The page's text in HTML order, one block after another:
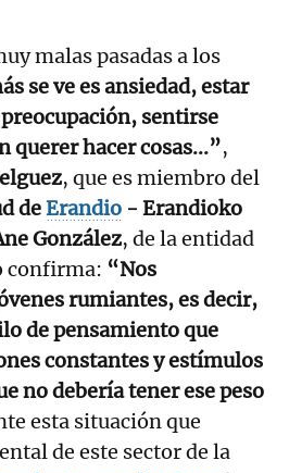
malas pasadas a los
se ve es ansiedad, estar
sentirse
querer hacer cosas...”,
, que es miembro del
deErandio - Erandioko
González, de la entidad
confirma: “Nos
rumiantes, es decir,
de pensamiento que
constantes y estímulos
no debería tener ese peso
esta situación que
de este sector de la